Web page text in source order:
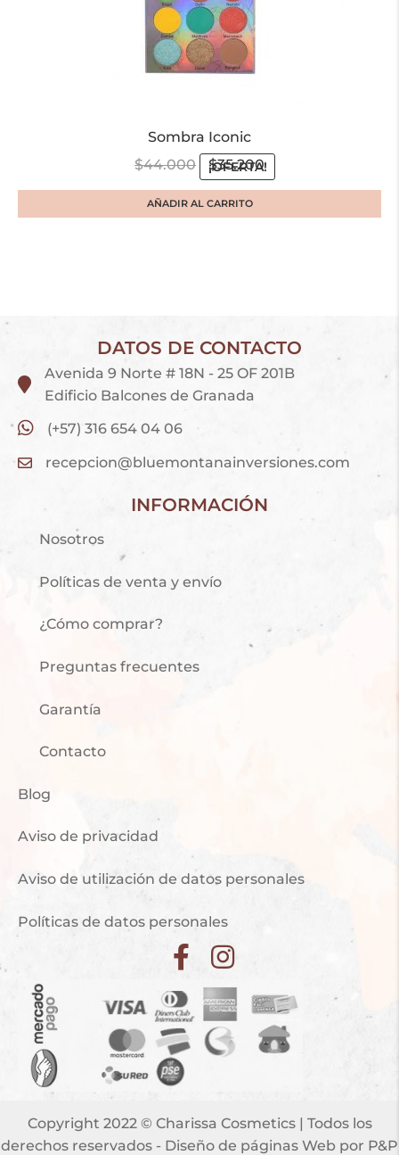
Sombra Iconic
¡OFERTA!
$44.000 $35.200
AÑADIR AL CARRITO
DATOS DE CONTACTO
Avenida 9 Norte # 18N - 25 OF 201B
Edificio Balcones de Granada
(+57) 316 654 04 06
recepcion@bluemontanainversiones.com
INFORMACIÓN
Nosotros
Políticas de venta y envío
¿Cómo comprar?
Preguntas frecuentes
Garantía
Contacto
Blog
Aviso de privacidad
Aviso de utilización de datos personales
Políticas de datos personales
Copyright 2022 © Charissa Cosmetics | Todos los
derechos reservados - Diseño de páginas Web por P&P